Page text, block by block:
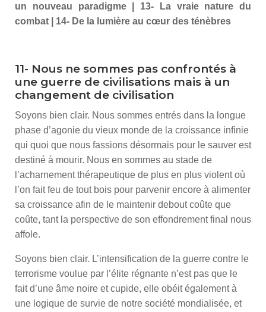
un nouveau paradigme | 13- La vraie nature du
combat | 14- De la lumière au cœur des ténèbres
11- Nous ne sommes pas confrontés à
une guerre de civilisations mais à un
changement de civilisation
Soyons bien clair. Nous sommes entrés dans la longue
phase d’agonie du vieux monde de la croissance infinie
qui quoi que nous fassions désormais pour le sauver est
destiné à mourir. Nous en sommes au stade de
l’acharnement thérapeutique de plus en plus violent où
l’on fait feu de tout bois pour parvenir encore à alimenter
sa croissance afin de le maintenir debout coûte que
coûte, tant la perspective de son effondrement final nous
affole.
Soyons bien clair. L’intensification de la guerre contre le
terrorisme voulue par l’élite régnante n’est pas que le
fait d’une âme noire et cupide, elle obéit également à
une logique de survie de notre société mondialisée, et